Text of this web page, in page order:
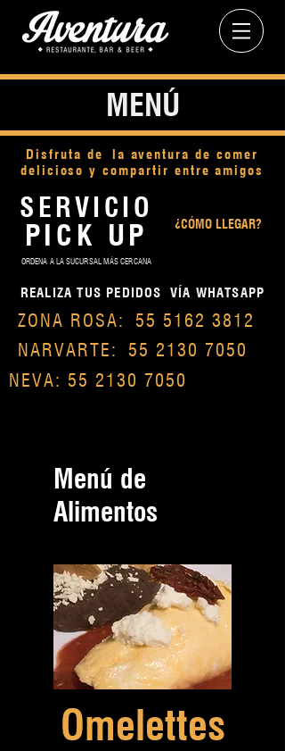
MENÚ
Disfruta de la aventura de comer
delicioso y compartir entre amigos
SERVICIO
PICK UP ¿CÓMO LLEGAR?
ORDENA A LA SUCURSAL MÁS CERCANA
REALIZA TUS PEDIDOS VÍA WHATSAPP
ZONA ROSA: 55 5162 3812
NARVARTE: 55 2130 7050
NEVA: 55 2130 7050
Menú de
Alimentos
Omelettes